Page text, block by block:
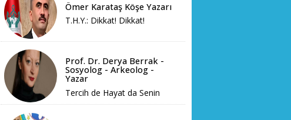
Ömer Karataş Köşe Yazarı
T.H.Y.: Dikkat! Dikkat!
Prof. Dr. Derya Berrak -
Sosyolog - Arkeolog -
Yazar
Tercih de Hayat da Senin